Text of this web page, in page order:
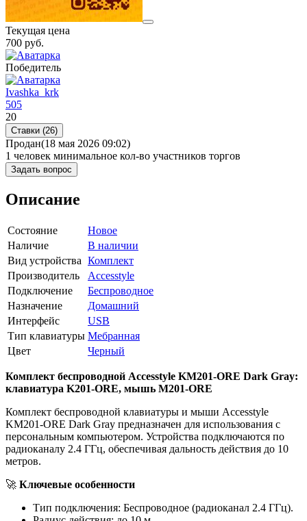
Текущая цена
700 руб.
Победитель
Ivashka_krk
505
20
Ставки (26)
Продан(18 мая 2026 09:02)
1 человек минимальное кол-во участников торгов
Задать вопрос
Описание
Состояние
Новое
Наличие
В наличии
Вид устройства Комплект
Производитель
Accesstyle
Подключение
Беспроводное
Назначение
Домашний
Интерфейс
USB
Тип клавиатуры Мебранная
Цвет
Черный
Комплект беспроводной Accesstyle KM201-ORE Dark Gray:
клавиатура K201-ORE, мышь M201-ORE
Комплект беспроводной клавиатуры и мыши Accesstyle
KM201-ORE Dark Gray предназначен для использования с
персональным компьютером. Устройства подключаются по
радиоканалу 2.4 ГГц, обеспечивая дальность действия до 10
метров.
🚀 Ключевые особенности
Тип подключения: Беспроводное (радиоканал 2.4 ГГц).